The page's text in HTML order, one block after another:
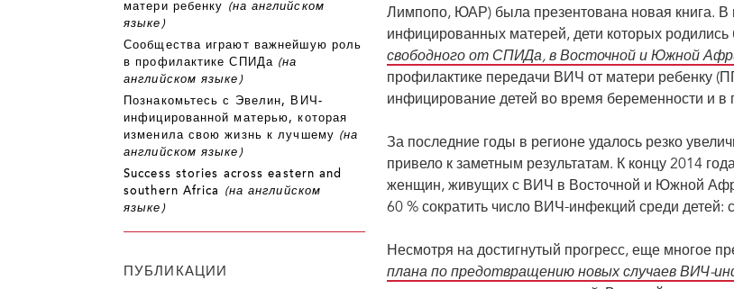
«На следующий день мы встали рано утром, и он отнес меня на себе в больницу. Медсестра сделала несколько
анализов и назначила мне лечение. Мой отчим спас мне жизнь», — Лоррейн Машиши, ЮАР.
выгляжу здоровой и
Лимпопо, ЮАР) была презентована новая книга.
инфицированных матерей, дети которых родились
свободного от СПИДа, в Восточной и Южной
профилактике передачи ВИЧ от матери ребенку
инфицирование детей во время беременности и в
За последние годы в регионе удалось резко
привело к заметным результатам. К концу 2014
женщин, живущих с ВИЧ в Восточной и Южной
60 % сократить число ВИЧ-инфекций среди детей:
Несмотря на достигнутый прогресс, еще многое
плана по предотвращению новых случаев ВИЧ-
матери ребенку
(на английском
языке)
Сообщества играют важнейшую роль
в профилактике СПИДа (на
английском языке)
Познакомьтесь с Эвелин, ВИЧ-
инфицированной матерью, которая
изменила свою жизнь к лучшему (на
английском языке)
Success stories across eastern and
southern Africa
(на английском
языке)
ПУБЛИКАЦИИ